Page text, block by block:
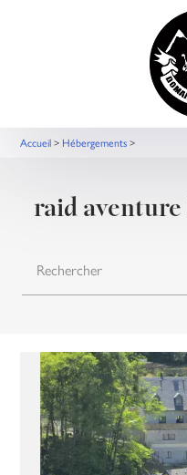
Accueil> Hébergements>
raid
Rechercher